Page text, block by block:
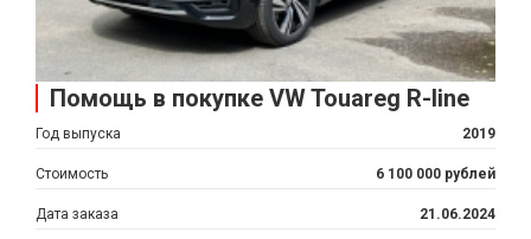
Помощь в покупке VW Touareg R-line
Год выпуска 2019
Стоимость 6 100 000 рублей
Дата заказа 21.06.2024